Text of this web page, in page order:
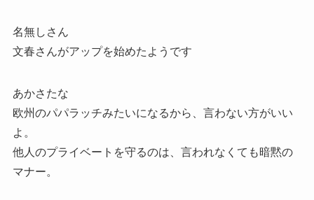
名無しさん
文春さんがアップを始めたようです
あかさたな
欧州のパパラッチみたいになるから、言わない方がいい
よ。
他人のプライベートを守るのは、言われなくても暗黙の
マナー。